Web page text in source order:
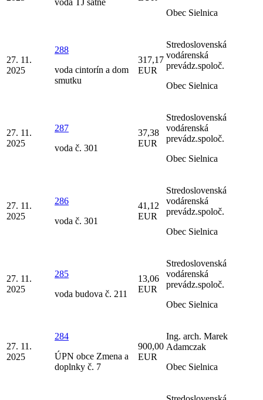
Obec Sielnica
27. 11.
2025
288
voda cintorín a dom
smutku
317,17
EUR
Stredoslovenská
vodárenská
prevádz.spoloč.
Obec Sielnica
27. 11.
2025
287
voda č. 301
37,38
EUR
Stredoslovenská
vodárenská
prevádz.spoloč.
Obec Sielnica
27. 11.
2025
286
voda č. 301
41,12
EUR
Stredoslovenská
vodárenská
prevádz.spoloč.
Obec Sielnica
27. 11.
2025
285
voda budova č. 211
13,06
EUR
Stredoslovenská
vodárenská
prevádz.spoloč.
Obec Sielnica
27. 11.
2025
284
ÚPN obce Zmena a
doplnky č. 7
900,00
EUR
Ing. arch. Marek
Adamczak
Obec Sielnica